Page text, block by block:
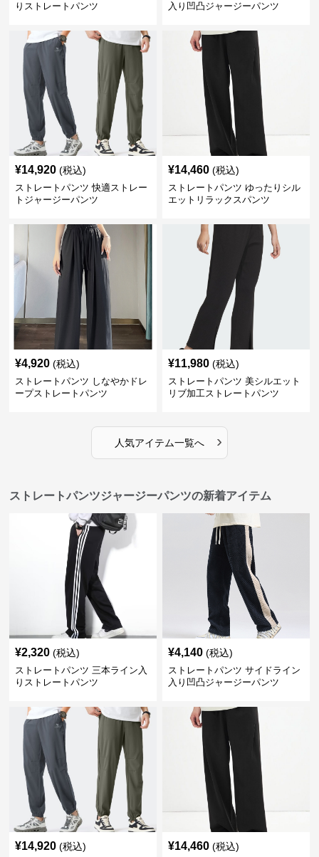
りストレートパンツ
入り凹凸ジャージーパンツ
¥14,920 (税込)
ストレートパンツ 快適ストレー
トジャージーパンツ
¥14,460 (税込)
ストレートパンツ ゆったりシル
エットリラックスパンツ
¥4,920 (税込)
ストレートパンツ しなやかドレ
ープストレートパンツ
¥11,980 (税込)
ストレートパンツ 美シルエット
リブ加工ストレートパンツ
人気アイテム一覧へ ›
ストレートパンツジャージーパンツの新着アイテム
¥2,320 (税込)
ストレートパンツ 三本ライン入
りストレートパンツ
¥4,140 (税込)
ストレートパンツ サイドライン
入り凹凸ジャージーパンツ
¥14,920 (税込) ¥14,460 (税込)